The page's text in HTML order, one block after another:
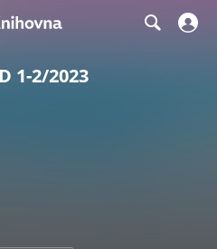
1-2/2023